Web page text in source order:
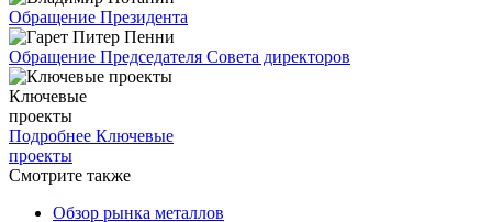
Обращение Президента
Обращение Председателя Совета директоров
Ключевые
проекты
Подробнее Ключевые
проекты
Смотрите также
Обзор рынка металлов